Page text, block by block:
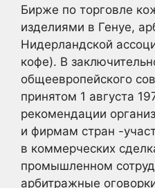
Бирже по торговле
изделиями в Генуе,
Нидерландской
кофе). В
общеевропейского
принятом 1 августа
рекомендации
и фирмам стран -
в коммерческих
промышленном
арбитражные